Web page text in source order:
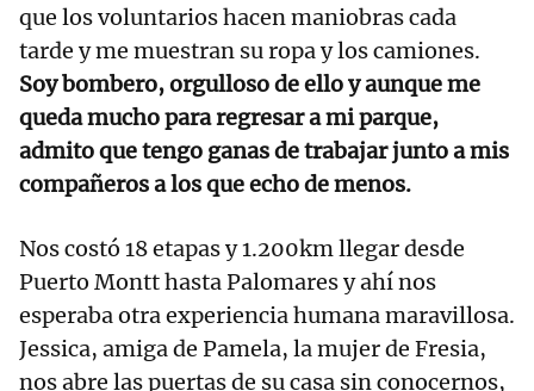
que los voluntarios hacen maniobras cada
tarde y me muestran su ropa y los camiones.
Soy bombero, orgulloso de ello y aunque me
queda mucho para regresar a mi parque,
admito que tengo ganas de trabajar junto a mis
compañeros a los que echo de menos.
Nos costó 18 etapas y 1.200km llegar desde
Puerto Montt hasta Palomares y ahí nos
esperaba otra experiencia humana maravillosa.
Jessica, amiga de Pamela, la mujer de Fresia,
nos abre las puertas de su casa sin conocernos,